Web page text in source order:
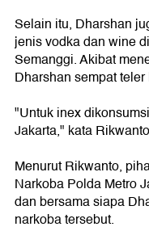
Selain itu, Dharshan
jenis vodka dan wine
Semanggi. Akibat
Dharshan sempat
"Untuk inex
Jakarta," kata
Menurut Rikwanto,
Narkoba Polda Metro
dan bersama siapa
narkoba tersebut.